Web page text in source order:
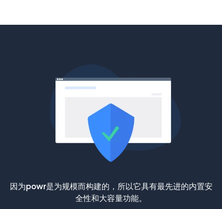
因为powr是为规模而构建的，所以它具有最先进的内置安
全性和大容量功能。